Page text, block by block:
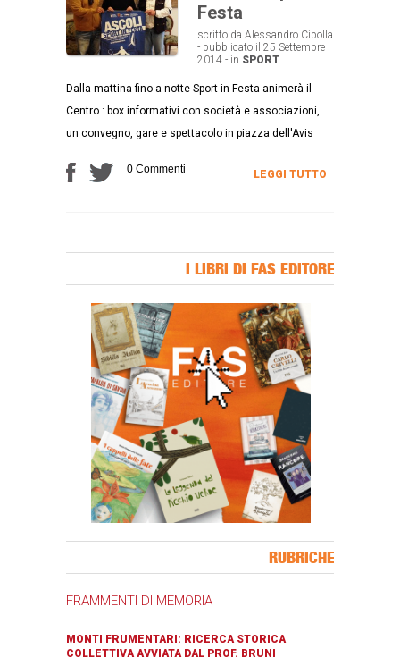
Festa
scritto da Alessandro Cipolla
- pubblicato il 25 Settembre
2014 - in SPORT
Dalla mattina fino a notte Sport in Festa animerà il
Centro : box informativi con società e associazioni,
un convegno, gare e spettacolo in piazza dell'Avis
0 Commenti LEGGI TUTTO
I LIBRI DI FAS EDITORE
RUBRICHE
FRAMMENTI DI MEMORIA
MONTI FRUMENTARI: RICERCA STORICA
COLLETTIVA AVVIATA DAL PROF. BRUNI